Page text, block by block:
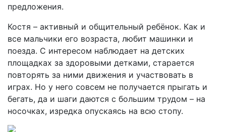
предложения.
Костя – активный и общительный ребёнок. Как и
все мальчики его возраста, любит машинки и
поезда. С интересом наблюдает на детских
площадках за здоровыми детками, старается
повторять за ними движения и участвовать в
играх. Но у него совсем не получается прыгать и
бегать, да и шаги даются с большим трудом – на
носочках, изредка опускаясь на всю стопу.